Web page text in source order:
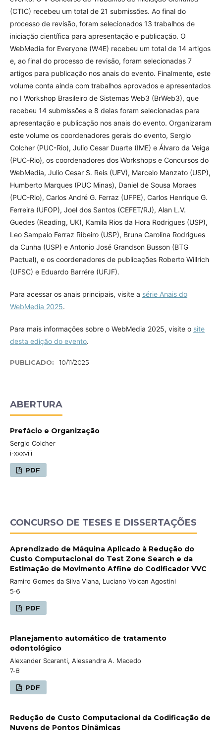
(CTIC) recebeu um total de 21 submissões. Ao final do
processo de revisão, foram selecionados 13 trabalhos de
iniciação científica para apresentação e publicação. O
WebMedia for Everyone (W4E) recebeu um total de 14 artigos
e, ao final do processo de revisão, foram selecionadas 7
artigos para publicação nos anais do evento. Finalmente, este
volume conta ainda com trabalhos aprovados e apresentados
no I Workshop Brasileiro de Sistemas Web3 (BrWeb3), que
recebeu 14 submissões e 8 delas foram selecionadas para
apresentação e publicação nos anais do evento. Organizaram
este volume os coordenadores gerais do evento, Sergio
Colcher (PUC-Rio), Julio Cesar Duarte (IME) e Álvaro da Veiga
(PUC-Rio), os coordenadores dos Workshops e Concursos do
WebMedia, Julio Cesar S. Reis (UFV), Marcelo Manzato (USP),
Humberto Marques (PUC Minas), Daniel de Sousa Moraes
(PUC-Rio), Carlos André G. Ferraz (UFPE), Carlos Henrique G.
Ferreira (UFOP), Joel dos Santos (CEFET/RJ), Alan L.V.
Guedes (Reading, UK), Kamila Rios da Hora Rodrigues (USP),
Leo Sampaio Ferraz Ribeiro (USP), Bruna Carolina Rodrigues
da Cunha (USP) e Antonio José Grandson Busson (BTG
Pactual), e os coordenadores de publicações Roberto Willrich
(UFSC) e Eduardo Barrére (UFJF).
Para acessar os anais principais, visite a série Anais do
WebMedia 2025.
Para mais informações sobre o WebMedia 2025, visite o site
desta edição do evento.
PUBLICADO: 10/11/2025
ABERTURA
Prefácio e Organização
Sergio Colcher
i-xxxviii
PDF
CONCURSO DE TESES E DISSERTAÇÕES
Aprendizado de Máquina Aplicado à Redução do
Custo Computacional do Test Zone Search e da
Estimação de Movimento Affine do Codificador VVC
Ramiro Gomes da Silva Viana, Luciano Volcan Agostini
5-6
PDF
Planejamento automático de tratamento
odontológico
Alexander Scaranti, Alessandra A. Macedo
7-8
PDF
Redução de Custo Computacional da Codificação de
Nuvens de Pontos Dinâmicas